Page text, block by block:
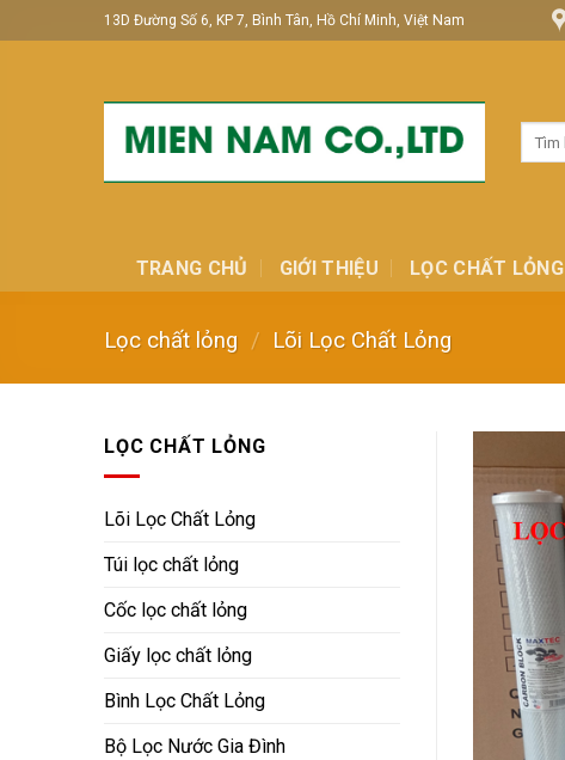
to
13D Đường Số 6, KP 7, Bình Tân, Hồ Chí Minh, Việt Nam
TRANG CHỦ GIỚI THIỆU LỌC CHẤT LỎNG
Lọc chất lỏng / Lõi Lọc Chất Lỏng
LỌC CHẤT LỎNG
Lõi Lọc Chất Lỏng
Túi lọc chất lỏng
Cốc lọc chất lỏng
Giấy lọc chất lỏng
Bình Lọc Chất Lỏng
Bộ Lọc Nước Gia Đình